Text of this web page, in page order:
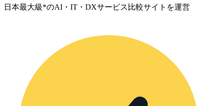
日本最大級*のAI・IT・DXサービス比較サイトを運営